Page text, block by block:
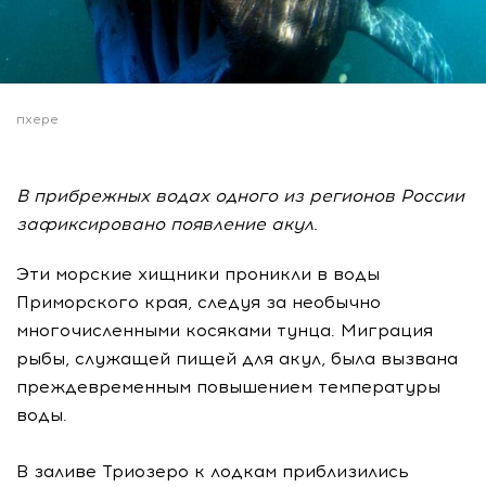
пхере
В прибрежных водах одного из регионов России
зафиксировано появление акул.
Эти морские хищники проникли в воды
Приморского края, следуя за необычно
многочисленными косяками тунца. Миграция
рыбы, служащей пищей для акул, была вызвана
преждевременным повышением температуры
воды.
В заливе Триозеро к лодкам приблизились